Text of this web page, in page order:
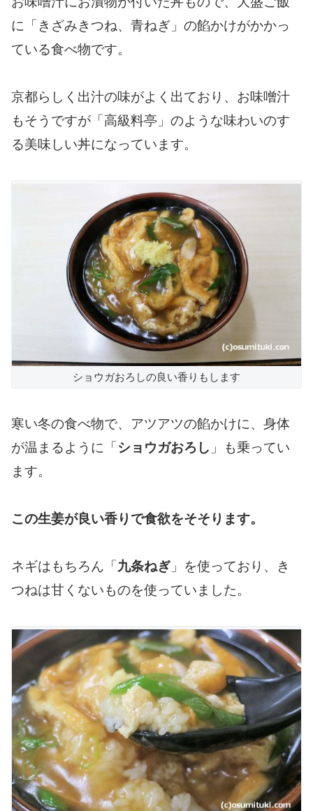
に「きざみきつね、青ねぎ」の餡かけがかかっ
ている食べ物です。
京都らしく出汁の味がよく出ており、お味噌汁
もそうですが「高級料亭」のような味わいのす
る美味しい丼になっています。
ショウガおろしの良い香りもします
寒い冬の食べ物で、アツアツの餡かけに、身体
が温まるように「ショウガおろし 」も乗ってい
ます。
この生姜が良い香りで食欲をそそります。
ネギはもちろん「 九条ねぎ 」を使っており、き
つねは甘くないものを使っていました。